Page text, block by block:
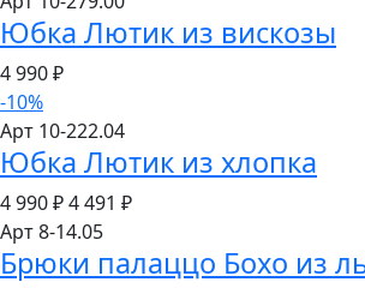
Юбка Лютик из вискозы
4 990₽
-10%
Арт 10-222.04
Юбка Лютик из хлопка
4 990 ₽4 491 ₽
Арт 8-14.05
Брюки палаццо Бохо из